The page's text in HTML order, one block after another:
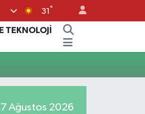
31 °
TEKNOLOJİ
7 Ağustos 2026